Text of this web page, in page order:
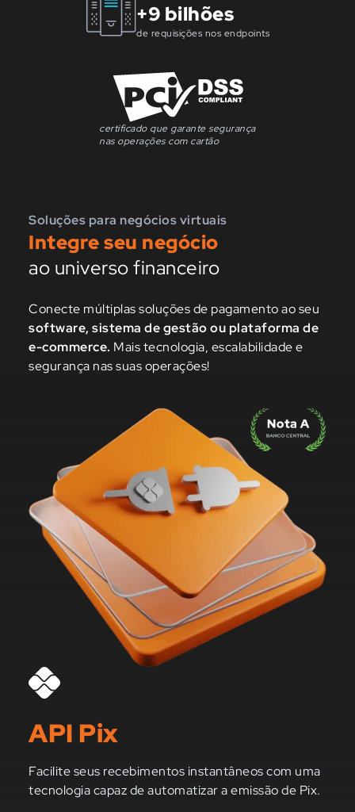
+9 bilhões
de requisições nos endpoints
certificado que garante segurança
nas operações com cartão
Soluções para negócios virtuais
Integre seu negócio
ao universo financeiro
Conecte múltiplas soluções de pagamento ao seu
software, sistema de gestão ou plataforma de
e-commerce. Mais tecnologia, escalabilidade e
segurança nas suas operações!
API Pix
Facilite seus recebimentos instantâneos com uma
tecnologia capaz de automatizar a emissão de Pix.